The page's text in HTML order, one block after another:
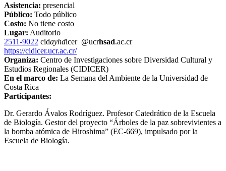
Asistencia: presencial
Público: Todo público
Costo: No tiene costo
Lugar: Auditorio
2511-9022 cidayhdicer @ucrhsad.ac.cr
https://cidicer.ucr.ac.cr/
Organiza: Centro de Investigaciones sobre Diversidad Cultural y
Estudios Regionales (CIDICER)
En el marco de: La Semana del Ambiente de la Universidad de
Costa Rica
Participantes:
Dr. Gerardo Ávalos Rodríguez. Profesor Catedrático de la Escuela
de Biología. Gestor del proyecto “Árboles de la paz sobrevivientes a
la bomba atómica de Hiroshima” (EC-669), impulsado por la
Escuela de Biología.